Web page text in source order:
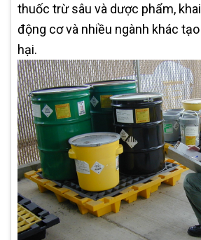
thuốc trừ sâu và dược phẩm,
động cơ và nhiều ngành khác
hại.